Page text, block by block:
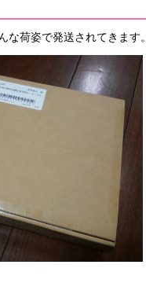
な荷姿で発送されてきます。